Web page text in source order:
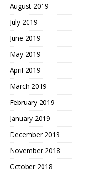
August 2019
July 2019
June 2019
May 2019
April 2019
March 2019
February 2019
January 2019
December 2018
November 2018
October 2018